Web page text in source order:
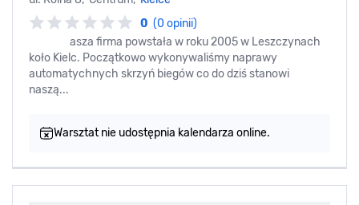
0 (0 opinii)
asza firma powstała w roku 2005 w Leszczynach
koło Kielc. Początkowo wykonywaliśmy naprawy
automatychnych skrzyń biegów co do dziś stanowi
naszą...
Warsztat nie udostępnia kalendarza online.